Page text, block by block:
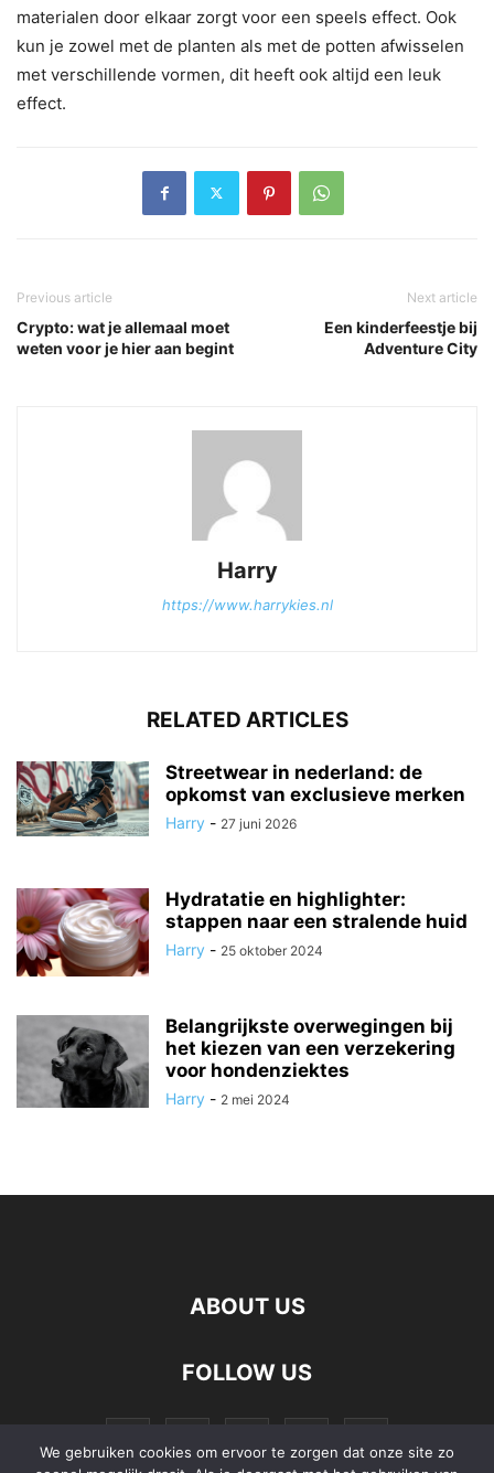
materialen door elkaar zorgt voor een speels effect. Ook
kun je zowel met de planten als met de potten afwisselen
met verschillende vormen, dit heeft ook altijd een leuk
effect.
Previous article
Crypto: wat je allemaal moet
weten voor je hier aan begint
Next article
Een kinderfeestje bij
Adventure City
Harry
https://www.harrykies.nl
RELATED ARTICLES
Streetwear in nederland: de
opkomst van exclusieve merken
Harry - 27 juni 2026
Hydratatie en highlighter:
stappen naar een stralende huid
Harry - 25 oktober 2024
Belangrijkste overwegingen bij
het kiezen van een verzekering
voor hondenziektes
Harry - 2 mei 2024
ABOUT US
FOLLOW US
We gebruiken cookies om ervoor te zorgen dat onze site zo